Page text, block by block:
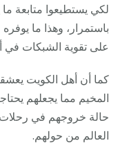
لكي يستطيعوا متابعة
باستمرار، وهذا ما
على تقوية الشبكات
كما أن أهل الكويت
المخيم مما يجعلهم
حالة خروجهم في
العالم من حولهم.